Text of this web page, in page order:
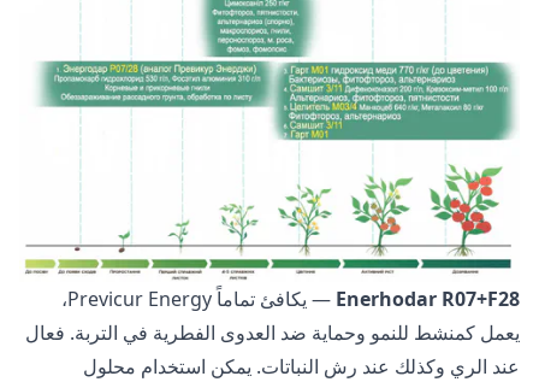
Enerhodar R07+F28
— يكافئ تماماً Previcur Energy،
يعمل كمنشط للنمو وحماية ضد العدوى الفطرية في التربة. فعال
عند الري وكذلك عند رش النباتات. يمكن استخدام محلول